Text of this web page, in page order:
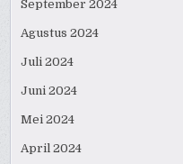
September 2024
Agustus 2024
Juli 2024
Juni 2024
Mei 2024
April 2024